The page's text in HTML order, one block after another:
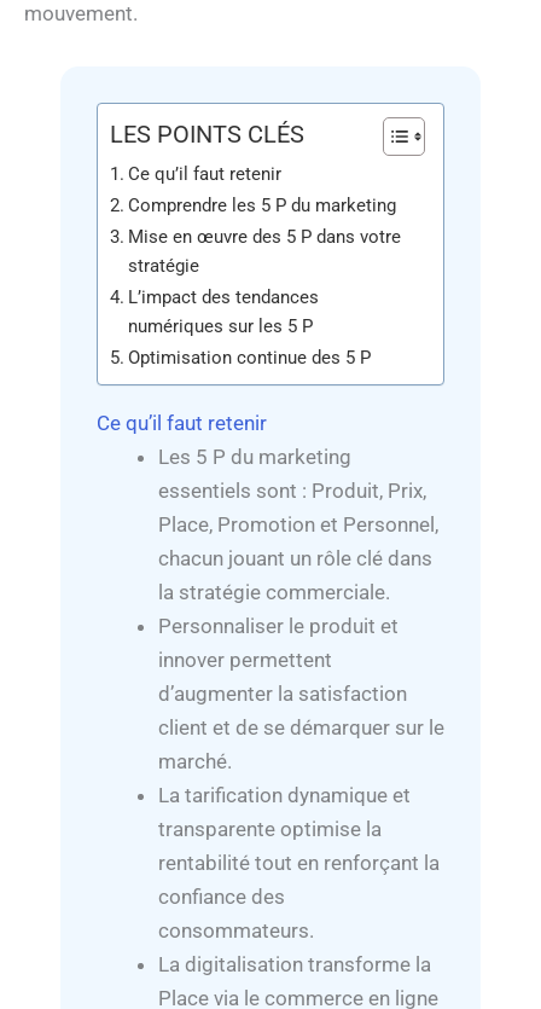
mouvement.
LES POINTS CLÉS
Ce qu’il faut retenir
Comprendre les 5 P du marketing
Mise en œuvre des 5 P dans votre
stratégie
L’impact des tendances
numériques sur les 5 P
Optimisation continue des 5 P
Ce qu’il faut retenir
Les 5 P du marketing
essentiels sont : Produit, Prix,
Place, Promotion et Personnel,
chacun jouant un rôle clé dans
la stratégie commerciale.
Personnaliser le produit et
innover permettent
d’augmenter la satisfaction
client et de se démarquer sur le
marché.
La tarification dynamique et
transparente optimise la
rentabilité tout en renforçant la
confiance des
consommateurs.
La digitalisation transforme la
Place via le commerce en ligne